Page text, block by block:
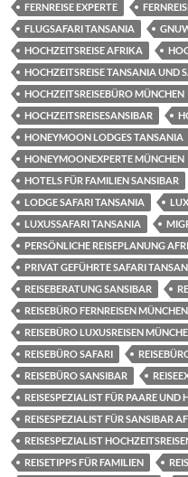
FERNREISE EXPERTE
FLUGSAFARI TANSANIA
HOCHZEITSREISE AFRIKA
HOCHZEITSREISE TANSANIA UND
HOCHZEITSREISEBÜRO MÜNCHEN
HOCHZEITSREISESANSIBAR
HONEYMOON LODGES TANSANIA
HONEYMOONEXPERTE MÜNCHEN
HOTELS FÜR FAMILIEN SANSIBAR
LODGE SAFARI TANSANIA
LUXUSSAFARI TANSANIA
PERSÖNLICHE REISEPLANUNG
PRIVAT GEFÜHRTE SAFARI
REISEBERATUNG SANSIBAR
REISEBÜRO FERNREISEN MÜNCHEN
REISEBÜRO LUXUSREISEN
REISEBÜRO SAFARI
REISEBÜRO SANSIBAR
REISESPEZIALIST FÜR PAARE UND
REISESPEZIALIST FÜR SANSIBAR
REISESPEZIALIST
REISETIPPS FÜR FAMILIEN